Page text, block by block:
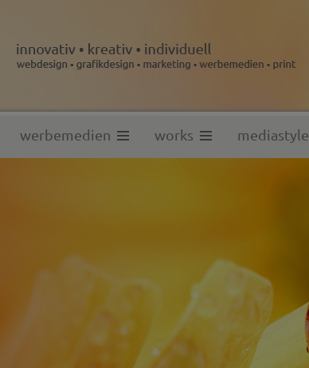
werbemedien works mediastyle